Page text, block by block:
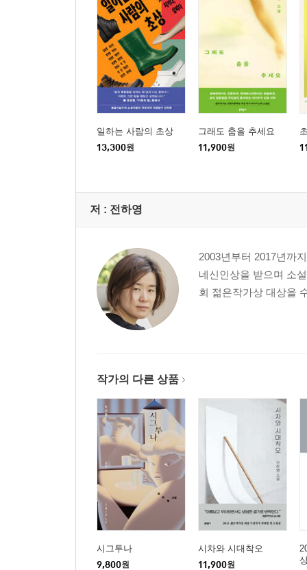
일하는 사람의 초상
13,300원
그래도 춤을 추세요
11,900원
저 : 전하영
2003년부터 2017년까
네신인상을 받으며 소
회 젊은작가상 대상을
작가의 다른 상품
시그투나
9,800원
시차와 시대착오
11,900원